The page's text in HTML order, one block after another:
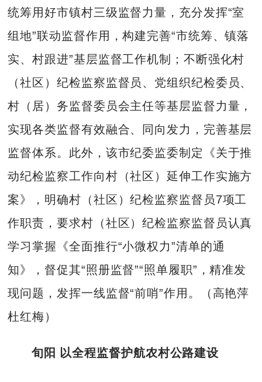
统筹用好市镇村三级监督力量，充分发挥“室
组地”联动监督作用，构建完善“市统筹、镇落
实、村跟进”基层监督工作机制；不断强化村
（社区）纪检监察监督员、党组织纪检委员、
村（居）务监督委员会主任等基层监督力量，
实现各类监督有效融合、同向发力，完善基层
监督体系。此外，该市纪委监委制定《关于推
动纪检监察工作向村（社区）延伸工作实施方
案》，明确村（社区）纪检监察监督员7项工
作职责，要求村（社区）纪检监察监督员认真
学习掌握《全面推行“小微权力”清单的通
知》，督促其“照册监督”“照单履职”，精准发
现问题，发挥一线监督“前哨”作用。（高艳萍
杜红梅）
旬阳 以全程监督护航农村公路建设